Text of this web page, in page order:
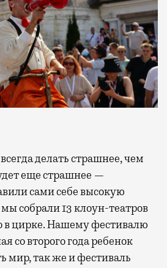
делать страшнее, чем
еще страшнее —
сами себе высокую
собрали 13 клоун-театров
в цирке. Нашему фестивалю
со второго года ребенок
мир, так же и фестиваль